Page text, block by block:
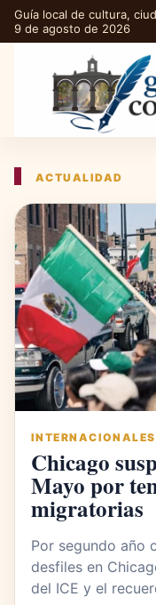
Guía local de cultura,
9 de agosto de 2026
ACTUALIDAD
INTERNACIONALES
Chicago
Mayo por
migratorias
Por segundo año
desfiles en
del ICE y el